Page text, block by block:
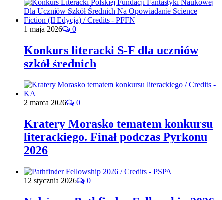
1 maja 2026 0
Konkurs literacki S-F dla uczniów
szkół średnich
2 marca 2026 0
Kratery Morasko tematem konkursu
literackiego. Finał podczas Pyrkonu
2026
12 stycznia 2026 0